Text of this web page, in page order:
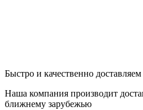
Быстро и качественно доставляем
Наша компания производит
ближнему зарубежью